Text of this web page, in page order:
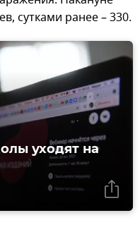
сутками ранее – 330.
уходят на